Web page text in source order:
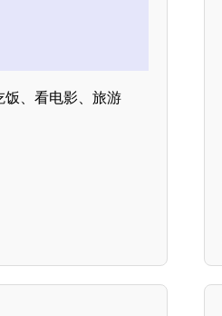
饭、看电影、旅游